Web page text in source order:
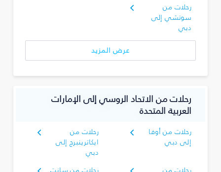
رحلات من
سوتشي إلى
دبي
عرض المزيد
رحلات من الاتحاد الروسي إلى الإمارات
العربية المتحدة
رحلات من أوفا
إلى دبي
رحلات من
ايكاترينبرج إلى
دبي